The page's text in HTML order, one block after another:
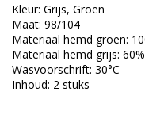
Kleur: Grijs, Groen
Maat: 98/104
Materiaal hemd groen:
Materiaal hemd grijs:
Wasvoorschrift: 30°C
Inhoud: 2 stuks